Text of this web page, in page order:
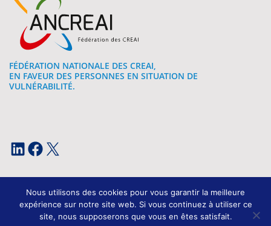
FÉDÉRATION NATIONALE DES CREAI,
EN FAVEUR DES PERSONNES EN SITUATION DE
VULNÉRABILITÉ.
LinkedIn Facebook X
Mentions légales
Nous utilisons des cookies pour vous garantir la meilleure
expérience sur notre site web. Si vous continuez à utiliser ce
site, nous supposerons que vous en êtes satisfait.